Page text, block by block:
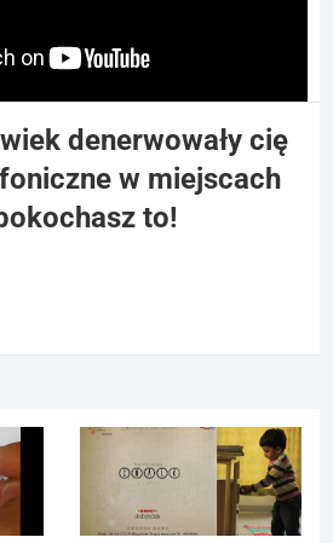
denerwowały cię
w miejscach
to!